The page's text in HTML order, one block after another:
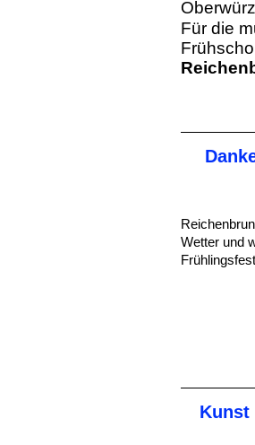
Für die
Wetter und
Kunst